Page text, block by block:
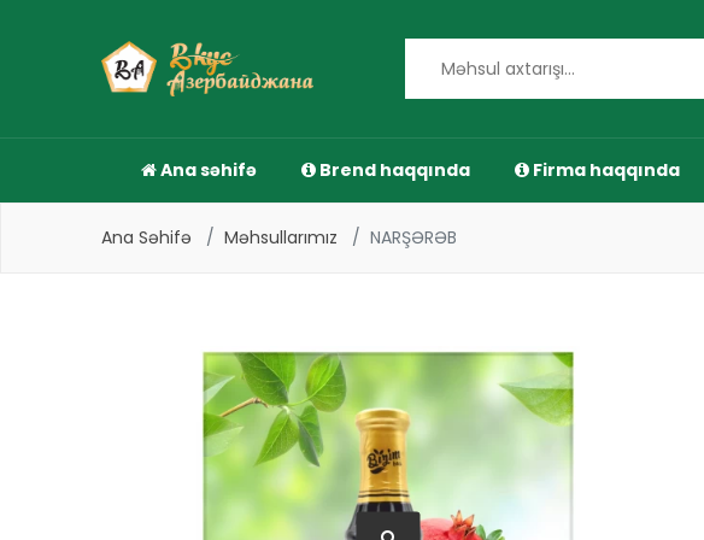
Ana səhifə Brend haqqında Firma haqqında
Ana Səhifə Məhsullarımız NARŞƏRƏB